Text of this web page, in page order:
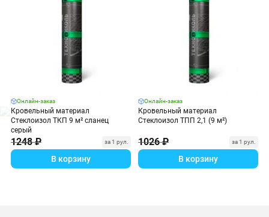
Онлайн-заказ
Кровельный материал
Стеклоизол ТКП 9 м² сланец
серый
1248 ₽ за 1 рул.
В корзину
Онлайн-заказ
Кровельный материал
Стеклоизол ТПП 2,1 (9 м²)
1026 ₽ за 1 рул.
В корзину